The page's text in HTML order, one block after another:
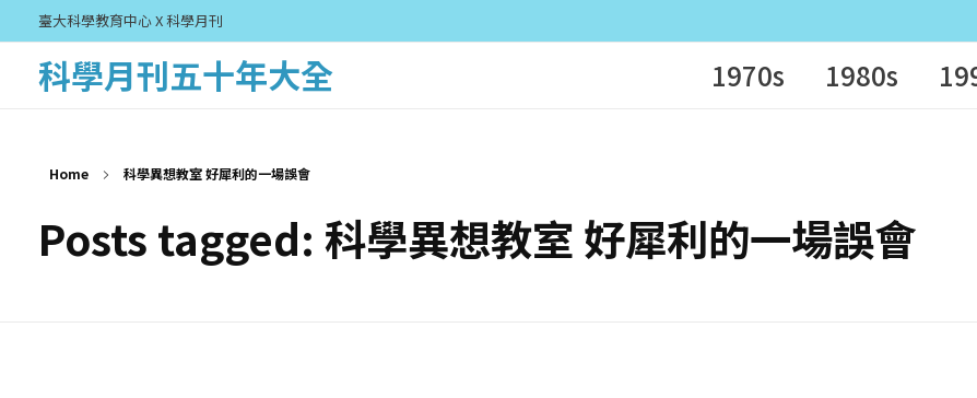
臺大科學教育中心 X 科學月刊
科學月刊五十年大全 1970s 1980s
Home 科學異想教室 好犀利的一場誤會
Posts tagged: 科學異想教室 好犀利的一場誤會